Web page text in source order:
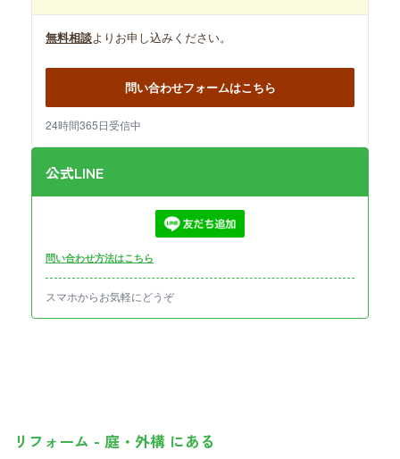
無料相談よりお申し込みください。
問い合わせフォームはこちら
24時間365日受信中
公式LINE
問い合わせ方法はこちら
スマホからお気軽にどうぞ
リフォーム - 庭・外構 にある